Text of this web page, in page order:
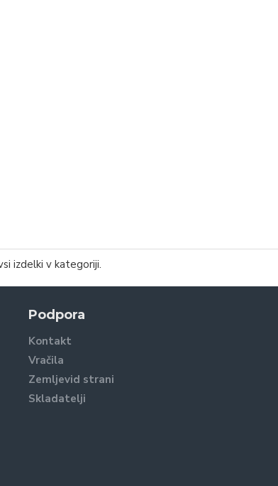
izdelki v kategoriji.
Podpora
Kontakt
Vračila
Zemljevid strani
Skladatelji